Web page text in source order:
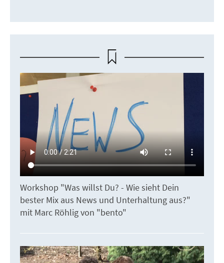
Workshop "Was willst Du? - Wie sieht Dein
bester Mix aus News und Unterhaltung aus?"
mit Marc Röhlig von "bento"